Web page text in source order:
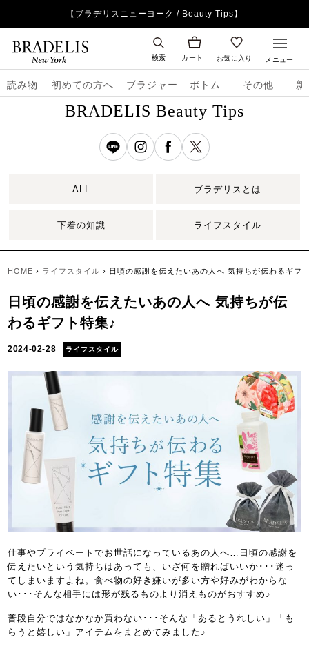
【ブラデリスニューヨーク / Beauty Tips】
読み物 初めての方へ ブラジャー ボトム その他 新
カート お気に入り
検索 メニュー
BRADELIS Beauty Tips
ALL ブラデリスとは
下着の知識 ライフスタイル
HOME › ライフスタイル › 日頃の感謝を伝えたいあの人へ 気持ちが伝わるギフ
日頃の感謝を伝えたいあの人へ 気持ちが伝
わるギフト特集♪
2024-02-28 ライフスタイル
仕事やプライベートでお世話になっているあの人へ…日頃の感謝を
伝えたいという気持ちはあっても、いざ何を贈ればいいか･･･迷っ
てしまいますよね。食べ物の好き嫌いが多い方や好みがわからな
い･･･そんな相手には形が残るものより消えものがおすすめ♪
普段自分ではなかなか買わない･･･そんな「あるとうれしい」「も
らうと嬉しい」アイテムをまとめてみました♪